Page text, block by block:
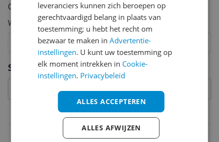
Specificaties
Belangrijkste kenmerken
Cijfer
Welk cijfer geef jij dit product?
7
6
5
4
3
2
Vraag 1 van 4
leveranciers kunnen zich beroepen op
gerechtvaardigd belang in plaats van
toestemming; u hebt het recht om
bezwaar te maken inAdvertentie-
instellingen. U kunt uw toestemming op
elk moment intrekken in Cookie-
instellingen. Privacybeleid
ALLES ACCEPTEREN
ALLES AFWIJZEN